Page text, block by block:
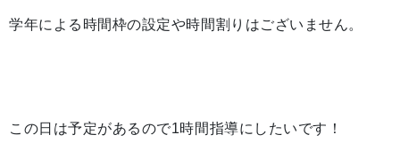
学年による時間枠の設定や時間割りはございません。
この日は予定があるので1時間指導にしたいです！